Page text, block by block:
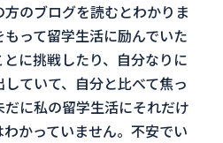
のブログを読むとわかりま
って留学生活に励んでいた
に挑戦したり、自分なりに
ていて、自分と比べて焦っ
に私の留学生活にそれだけ
かっていません。不安でい